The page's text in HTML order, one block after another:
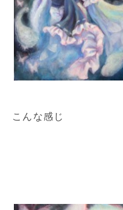
こんな感じ